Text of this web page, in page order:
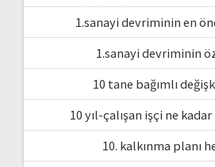
1.sanayi devriminin en
1.sanayi devriminin
10 tane bağımlı
10 yıl-çalışan işçi ne
10. kalkınma planı